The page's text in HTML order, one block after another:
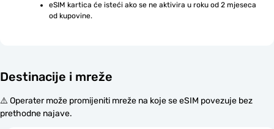
eSIM kartica će isteći ako se ne aktivira u roku od 2 mjeseca
od kupovine.
Destinacije i mreže
⚠️ Operater može promijeniti mreže na koje se eSIM povezuje bez
prethodne najave.